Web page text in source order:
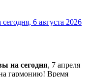
6 августа 2026
на сегодня, 7 апреля
гармонию! Время